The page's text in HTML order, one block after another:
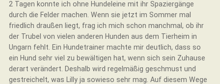
2 Tagen konnte ich ohne Hundeleine mit ihr Spaziergänge
durch die Felder machen. Wenn sie jetzt im Sommer mal
friedlich draußen liegt, frag ich mich schon manchmal, ob ihr
der Trubel von vielen anderen Hunden aus dem Tierheim in
Ungarn fehlt. Ein Hundetrainer machte mir deutlich, dass so
ein Hund sehr viel zu bewältigen hat, wenn sich sein Zuhause
derart verändert. Deshalb wird regelmäßig geschmust und
gestreichelt, was Lilly ja sowieso sehr mag. Auf diesem Wege